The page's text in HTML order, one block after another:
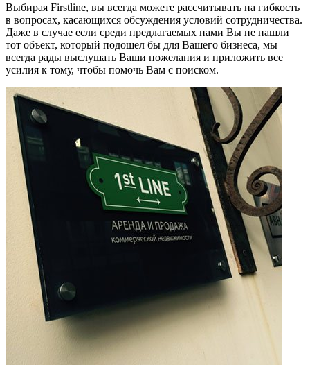
Выбирая Firstline, вы всегда можете рассчитывать на гибкость
в вопросах, касающихся обсуждения условий сотрудничества.
Даже в случае если среди предлагаемых нами Вы не нашли
тот объект, который подошел бы для Вашего бизнеса, мы
всегда рады выслушать Ваши пожелания и приложить все
усилия к тому, чтобы помочь Вам с поиском.